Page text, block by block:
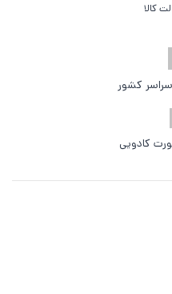
کالا
کشور
کادویی